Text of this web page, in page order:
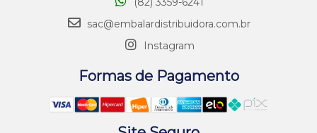
sac@embalardistribuidora.com.br
Instagram
Formas de Pagamento